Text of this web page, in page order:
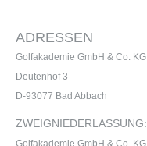
ADRESSEN
Golfakademie GmbH & Co. KG
Deutenhof 3
D-93077 Bad Abbach
ZWEIGNIEDERLASSUNG:
Golfakademie GmbH & Co. KG